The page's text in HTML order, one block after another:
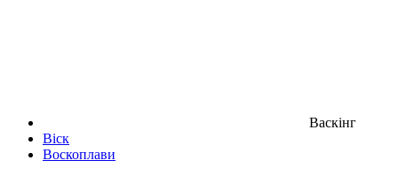
Васкінг
Віск
Воскоплави